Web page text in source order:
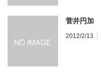
菅井円加
2012/2/13